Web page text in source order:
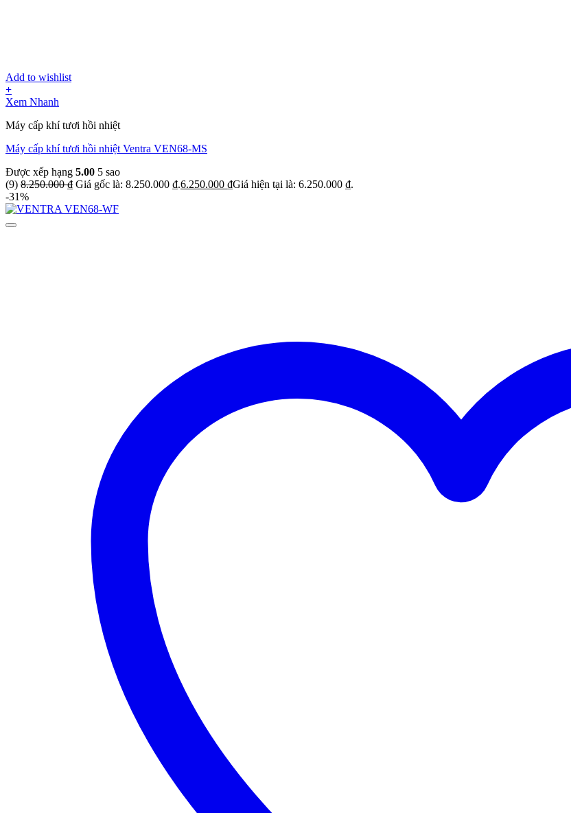
Add to wishlist
+
Xem Nhanh
Máy cấp khí tươi hồi nhiệt
Máy cấp khí tươi hồi nhiệt Ventra VEN68-MS
Được xếp hạng 5.00 5 sao
(9) 8.250.000₫ Giá gốc là: 8.250.000 ₫.6.250.000 ₫Giá hiện tại là: 6.250.000 ₫.
-31%